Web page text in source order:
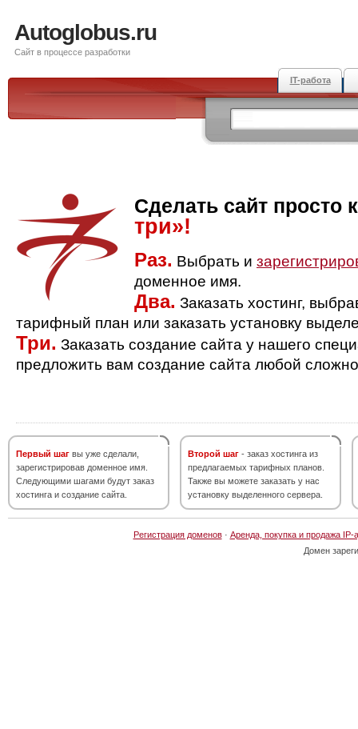
Autoglobus.ru
Сайт в процессе разработки
IT-работа
Сделать сайт просто
три»!
Раз. Выбрать и
доменное имя.
Два. Заказать хостинг,
тарифный план или заказать установку
Три. Заказать создание сайта у нашего
предложить вам создание сайта любой
Первый шаг вы уже сделали,
зарегистрировав доменное имя.
Следующими шагами будут заказ
хостинга и создание сайта.
Второй шаг - заказ хостинга из
предлагаемых тарифных планов.
Также вы можете заказать у нас
установку выделенного сервера.
Регистрация доменов· Аренда, покупка и продажа IP-
Домен